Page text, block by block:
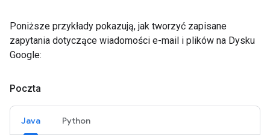
Poniższe przykłady pokazują, jak tworzyć zapisane
zapytania dotyczące wiadomości e-mail i plików na Dysku
Google:
Poczta
Java Python